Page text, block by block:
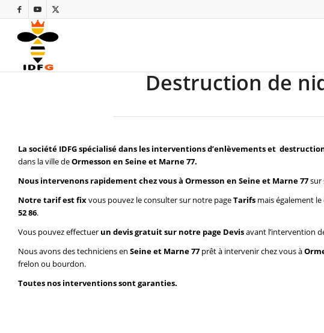
Destruction de
La société IDFG spécialisé dans les interventions d’enlèvements et
dans la ville deOrmesson en Seine et Marne 77.
Nous intervenons rapidement chez vous à Ormesson en Seine et Marne 77sur
Notre tarif est fixvous pouvez le consulter sur notre pageTarifs mais également
52 86.
Vous pouvez effectuer un devis gratuit sur notre page Devisavant l’intervention
Nous avons des techniciens en Seine et Marne 77 prêt à intervenir chez vous à
frelon ou bourdon.
Toutes nos interventions sont garanties.